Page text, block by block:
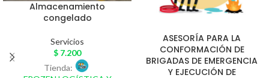
Almacenamiento
congelado
Servicios
$ 7.200
Tienda:
ASESORÍA PARA LA
CONFORMACIÓN DE
BRIGADAS DE EMERGENCIA
Y EJECUCIÓN DE